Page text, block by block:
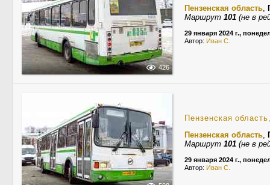
426
Пензенская область,
Маршрут 101 (не в
29 января 2024 г.,
Автор: Иван С.
Пензенская область
Пензенская область,
Маршрут 101 (не в
29 января 2024 г.,
Автор: Иван С.